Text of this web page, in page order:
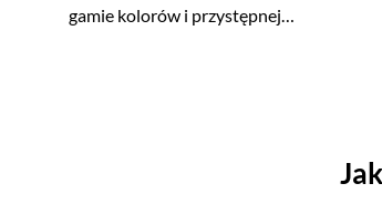
gamie kolorów i przystępnej…